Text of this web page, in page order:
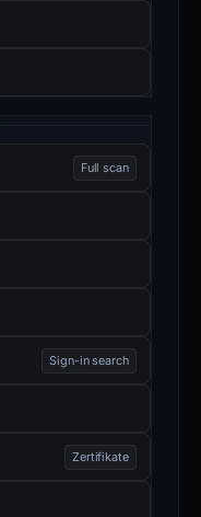
Full scan
Sign-in search
Zertifikate